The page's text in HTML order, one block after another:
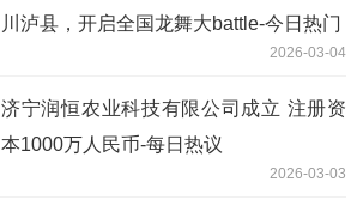
川泸县，开启全国龙舞大battle-今日热门
2026-03-04
济宁润恒农业科技有限公司成立 注册资
本1000万人民币-每日热议
2026-03-03